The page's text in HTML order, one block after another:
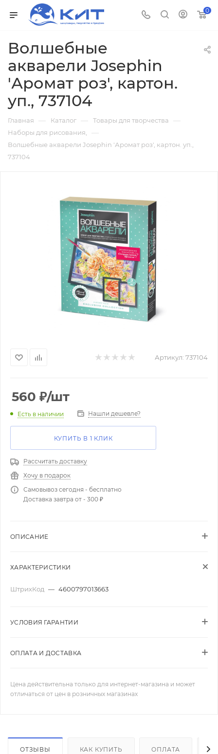
0
Волшебные
акварели Josephin
'Аромат роз', картон.
уп., 737104
Главная — Каталог — Товары для творчества —
Наборы для рисования, —
Волшебные акварели Josephin 'Аромат роз', картон. уп.,
737104
Артикул: 737104
560 ₽/шт
Есть в наличии Нашли дешевле?
КУПИТЬ В 1 КЛИК
Рассчитать доставку
Хочу в подарок
Самовывоз сегодня - бесплатно
Доставка завтра от - 300 ₽
ОПИСАНИЕ
ХАРАКТЕРИСТИКИ
ШтрихКод — 4600797013663
УСЛОВИЯ ГАРАНТИИ
ОПЛАТА И ДОСТАВКА
Цена действительна только для интернет-магазина и может
отличаться от цен в розничных магазинах
ОТЗЫВЫ КАК КУПИТЬ ОПЛАТА